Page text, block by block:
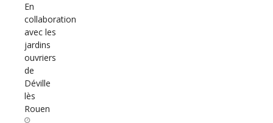
En
collaboration
avec les
jardins
ouvriers
de
Déville
lès
Rouen